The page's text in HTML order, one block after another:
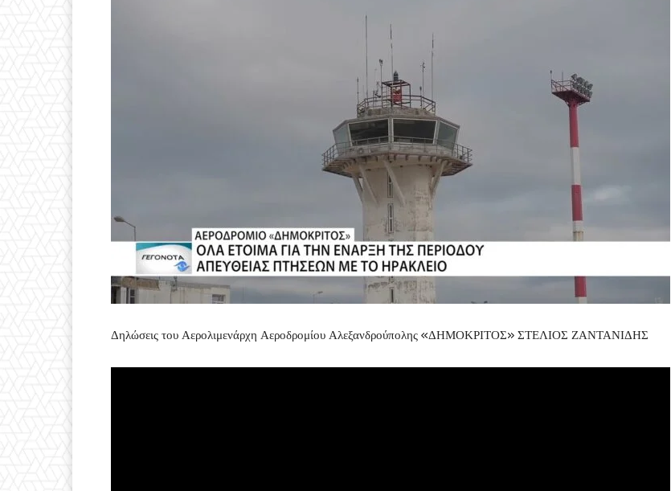
Δηλώσεις του Αερολιμενάρχη Αεροδρομίου Αλεξανδρούπολης «ΔΗΜΟΚΡΙΤΟΣ» ΣΤΕΛΙΟΣ ΖΑΝΤΑΝΙΔΗΣ